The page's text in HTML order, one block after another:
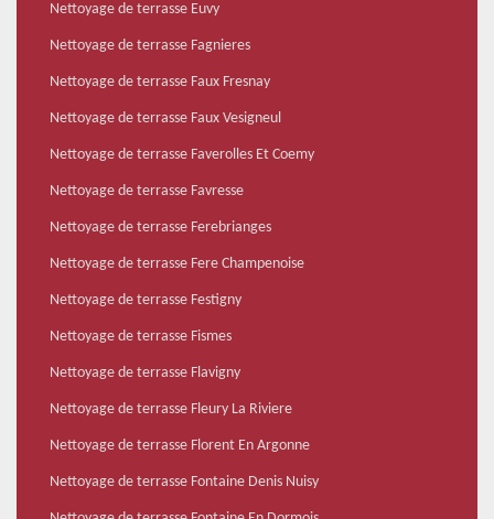
Nettoyage de terrasse Euvy
Nettoyage de terrasse Fagnieres
Nettoyage de terrasse Faux Fresnay
Nettoyage de terrasse Faux Vesigneul
Nettoyage de terrasse Faverolles Et Coemy
Nettoyage de terrasse Favresse
Nettoyage de terrasse Ferebrianges
Nettoyage de terrasse Fere Champenoise
Nettoyage de terrasse Festigny
Nettoyage de terrasse Fismes
Nettoyage de terrasse Flavigny
Nettoyage de terrasse Fleury La Riviere
Nettoyage de terrasse Florent En Argonne
Nettoyage de terrasse Fontaine Denis Nuisy